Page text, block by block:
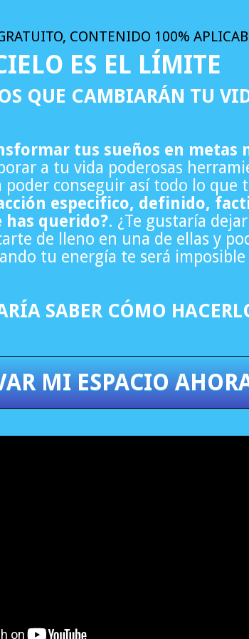
CONTENIDO 100%
ES EL LÍMITE
QUE CAMBIARÁN TU
tus sueños en metas
a tu vida poderosas
poder conseguir así todo lo que
especifico, definido,
has querido?. ¿Te gustaría
de lleno en una de ellas y
tu energía te será
SABER CÓMO
MI ESPACIO